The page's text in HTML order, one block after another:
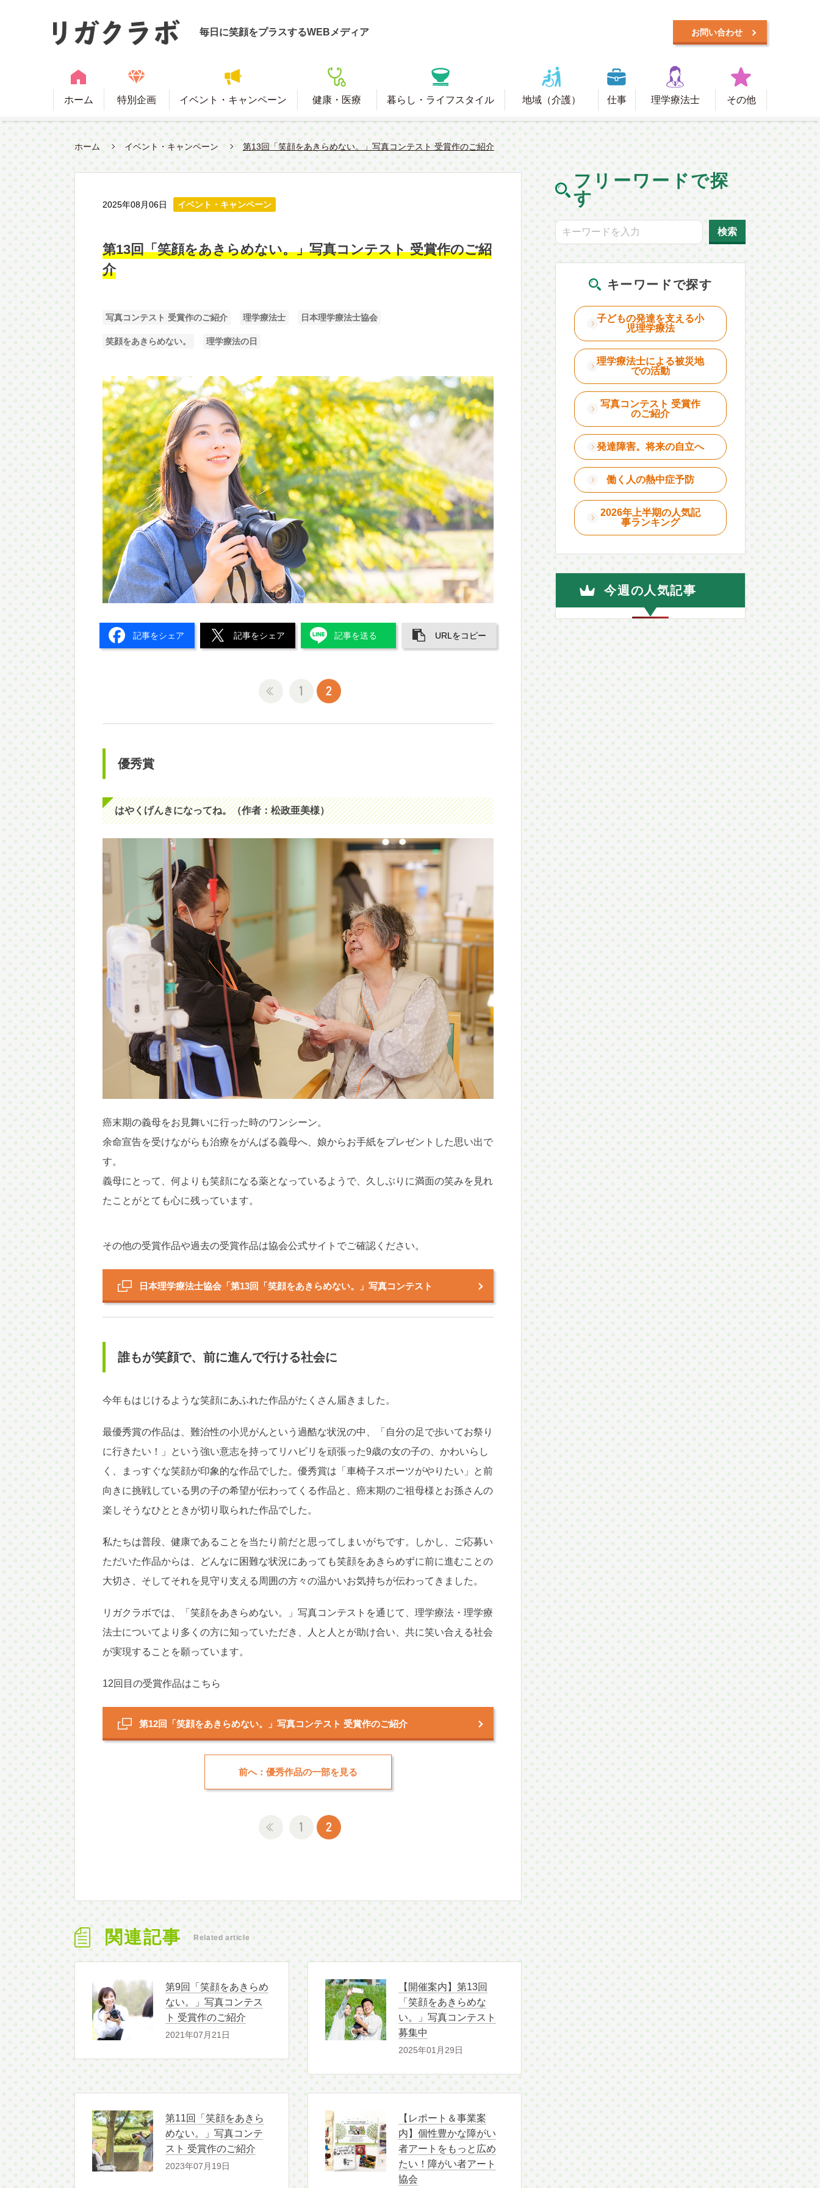
毎日に笑顔をプラスするWEBメディア お問い合わせ
ホーム 特別企画 イベント・キャンペーン 健康・医療 暮らし・ライフスタイル 地域（介護） 仕事 理学療法士 その他
ホーム イベント・キャンペーン 第13回「笑顔をあきらめない。」写真コンテスト 受賞作のご紹介
2025年08月06日 イベント・キャンペーン
第13回「笑顔をあきらめない。」写真コンテスト 受賞作のご紹
介
写真コンテスト 受賞作のご紹介 理学療法士 日本理学療法士協会
笑顔をあきらめない。 理学療法の日
記事をシェア 記事をシェア 記事を送る URLをコピー
1 2
優秀賞
はやくげんきになってね。（作者：松政亜美様）
癌末期の義母をお見舞いに行った時のワンシーン。
余命宣告を受けながらも治療をがんばる義母へ、娘からお手紙をプレゼントした思い出で
す。
義母にとって、何よりも笑顔になる薬となっているようで、久しぶりに満面の笑みを見れ
たことがとても心に残っています。
その他の受賞作品や過去の受賞作品は協会公式サイトでご確認ください。
日本理学療法士協会「第13回「笑顔をあきらめない。」写真コンテスト
誰もが笑顔で、前に進んで行ける社会に
今年もはじけるような笑顔にあふれた作品がたくさん届きました。
最優秀賞の作品は、難治性の小児がんという過酷な状況の中、「自分の足で歩いてお祭り
に行きたい！」という強い意志を持ってリハビリを頑張った9歳の女の子の、かわいらし
く、まっすぐな笑顔が印象的な作品でした。優秀賞は「車椅子スポーツがやりたい」と前
向きに挑戦している男の子の希望が伝わってくる作品と、癌末期のご祖母様とお孫さんの
楽しそうなひとときが切り取られた作品でした。
私たちは普段、健康であることを当たり前だと思ってしまいがちです。しかし、ご応募い
ただいた作品からは、どんなに困難な状況にあっても笑顔をあきらめずに前に進むことの
大切さ、そしてそれを見守り支える周囲の方々の温かいお気持ちが伝わってきました。
リガクラボでは、「笑顔をあきらめない。」写真コンテストを通じて、理学療法・理学療
法士についてより多くの方に知っていただき、人と人とが助け合い、共に笑い合える社会
が実現することを願っています。
12回目の受賞作品はこちら
第12回「笑顔をあきらめない。」写真コンテスト 受賞作のご紹介
前へ：優秀作品の一部を見る
1 2
関連記事 Related article
第9回「笑顔をあきらめ
ない。」写真コンテス
ト 受賞作のご紹介
2021年07月21日
【開催案内】第13回
「笑顔をあきらめな
い。」写真コンテスト
募集中
2025年01月29日
第11回「笑顔をあきら
めない。」写真コンテ
スト 受賞作のご紹介
2023年07月19日
【レポート＆事業案
内】個性豊かな障がい
者アートをもっと広め
たい！障がい者アート
協会
フリーワードで探
す
キーワードで探す
子どもの発達を支える小
児理学療法
理学療法士による被災地
での活動
写真コンテスト 受賞作
のご紹介
発達障害。将来の自立へ
働く人の熱中症予防
2026年上半期の人気記
事ランキング
今週の人気記事